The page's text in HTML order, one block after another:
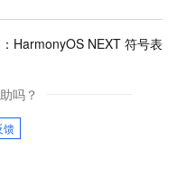
HarmonyOS NEXT 符号表
吗？
馈